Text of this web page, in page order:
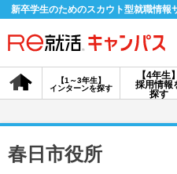
新卒学生のためのスカウト型就職情報
【4年生】
採用情報
探す
【1～3年生】
インターンを探す
会員登録
春日市役所